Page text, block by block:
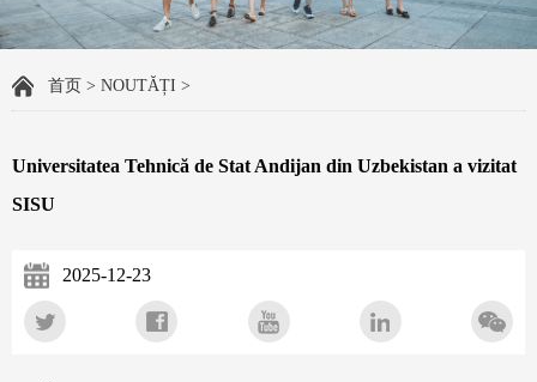
首页 > NOUTĂȚI >
Universitatea Tehnică de Stat Andijan din Uzbekistan a vizitat
SISU
2025-12-23